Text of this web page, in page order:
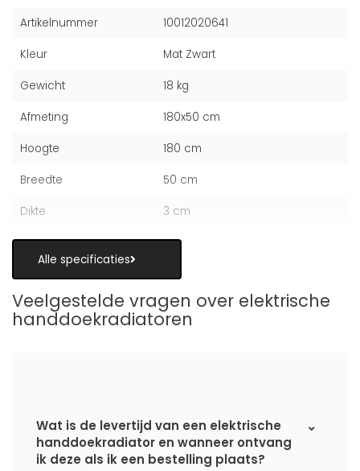
Artikelnummer 10012020641
Kleur Mat Zwart
Gewicht 18 kg
Afmeting 180x50 cm
Hoogte 180 cm
Breedte 50 cm
Dikte 3 cm
Alle specificaties
Veelgestelde vragen over elektrische
handdoekradiatoren
Wat is de levertijd van een elektrische
handdoekradiator en wanneer ontvang
ik deze als ik een bestelling plaats?